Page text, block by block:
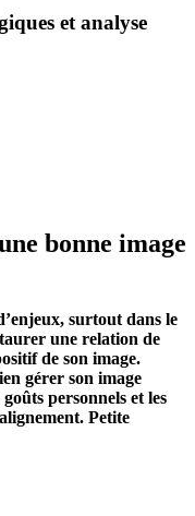
et analyse
bonne image
surtout dans le
une relation de
de son image.
gérer son image
personnels et les
Petite